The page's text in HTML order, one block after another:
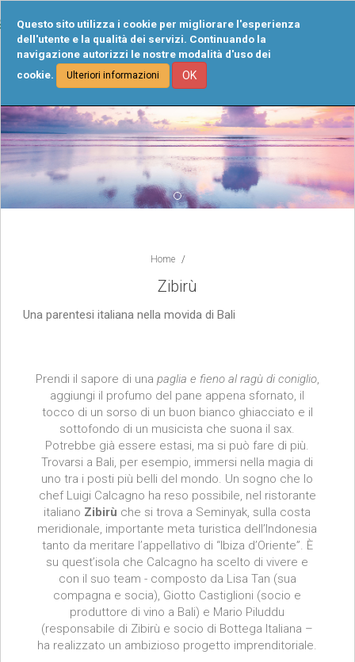
Questo sito utilizza i cookie per migliorare l'esperienza
dell'utente e la qualità dei servizi. Continuando la
navigazione autorizzi le nostre modalità d'uso dei
cookie.
Ulteriori informazioni OK
Home
Zibirù
Una parentesi italiana nella movida di Bali
Prendi il sapore di una paglia e fieno al ragù di coniglio,
aggiungi il profumo del pane appena sfornato, il
tocco di un sorso di un buon bianco ghiacciato e il
sottofondo di un musicista che suona il sax.
Potrebbe già essere estasi, ma si può fare di più.
Trovarsi a Bali, per esempio, immersi nella magia di
uno tra i posti più belli del mondo. Un sogno che lo
chef Luigi Calcagno ha reso possibile, nel ristorante
italiano Zibirù che si trova a Seminyak, sulla costa
meridionale, importante meta turistica dell’Indonesia
tanto da meritare l’appellativo di “Ibiza d’Oriente”. È
su quest’isola che Calcagno ha scelto di vivere e
con il suo team - composto da Lisa Tan (sua
compagna e socia), Giotto Castiglioni (socio e
produttore di vino a Bali) e Mario Piluddu
(responsabile di Zibirù e socio di Bottega Italiana –
ha realizzato un ambizioso progetto imprenditoriale.